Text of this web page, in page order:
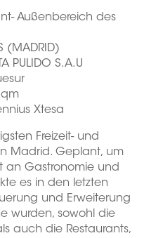
Außenbereich des
(MADRID)
PULIDO S.A.U
qm
Xtesa
Freizeit- und
Madrid. Geplant, um
an Gastronomie und
es in den letzten
und Erweiterung
wurden, sowohl die
auch die Restaurants,